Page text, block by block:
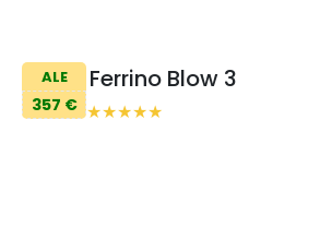
ALE
357 €
Ferrino Blow 3